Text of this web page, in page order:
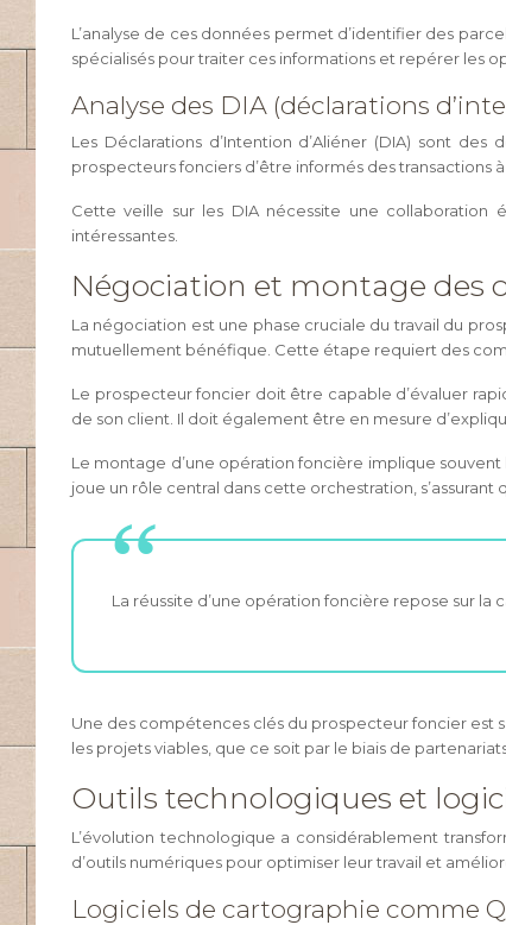
L’analyse de ces données permet d’identifier des
spécialisés pour traiter ces informations et repérer les
Analyse des DIA (déclarations
Les Déclarations d’Intention d’Aliéner (DIA) sont
prospecteurs fonciers d’être informés des transactions
Cette veille sur les DIA nécessite une
intéressantes.
Négociation et montage des
La négociation est une phase cruciale du travail du
mutuellement bénéfique. Cette étape requiert des
Le prospecteur foncier doit être capable d’évaluer
de son client. Il doit également être en mesure
Le montage d’une opération foncière implique
joue un rôle central dans cette orchestration,
La réussite d’une opération foncière repose sur
Une des compétences clés du prospecteur foncier est
les projets viables, que ce soit par le biais de
Outils technologiques et
L’évolution technologique a considérablement
d’outils numériques pour optimiser leur travail et
Logiciels de cartographie comme